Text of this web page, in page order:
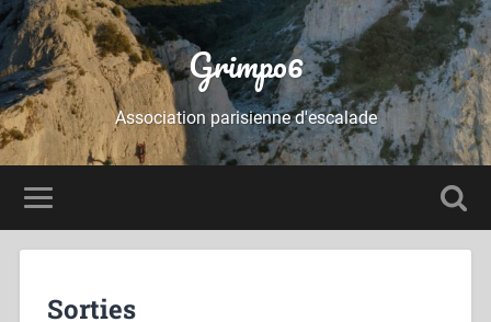
Grimpo6
Association parisienne d'escalade
Sorties